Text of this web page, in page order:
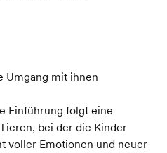
Umgang mit ihnen
Einführung folgt eine
bei der die Kinder
voller Emotionen und neuer